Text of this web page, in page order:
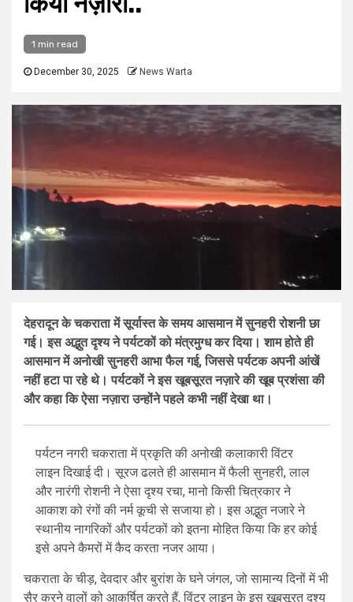
1 min read
December 30, 2025 News Warta
देहरादून के चकराता में सूर्यास्त के समय आसमान में सुनहरी रोशनी छा
गई। इस अद्भुत दृश्य ने पर्यटकों को मंत्रमुग्ध कर दिया। शाम होते ही
आसमान में अनोखी सुनहरी आभा फैल गई, जिससे पर्यटक अपनी आंखें
नहीं हटा पा रहे थे। पर्यटकों ने इस खूबसूरत नज़ारे की खूब प्रशंसा की
और कहा कि ऐसा नज़ारा उन्होंने पहले कभी नहीं देखा था।
पर्यटन नगरी चकराता में प्रकृति की अनोखी कलाकारी विंटर
लाइन दिखाई दी। सूरज ढलते ही आसमान में फैली सुनहरी, लाल
और नारंगी रोशनी ने ऐसा दृश्य रचा, मानो किसी चित्रकार ने
आकाश को रंगों की नर्म कूची से सजाया हो। इस अद्भुत नजारे ने
स्थानीय नागरिकों और पर्यटकों को इतना मोहित किया कि हर कोई
इसे अपने कैमरों में कैद करता नजर आया।
चकराता के चीड़, देवदार और बुरांश के घने जंगल, जो सामान्य दिनों में भी
सैर करने वालों को आकर्षित करते हैं, विंटर लाइन के इस खूबसूरत दृश्य